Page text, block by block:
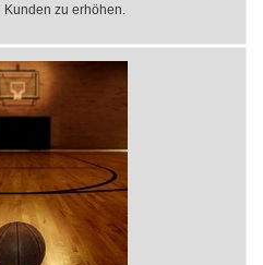
Kunden zu erhöhen.